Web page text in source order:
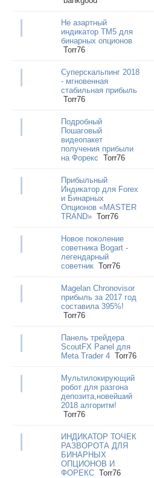
Не азартный
индикатор ТМ5 для
бинарных опционов
Torr76
Суперскальпинг 2018
- мгновенная
стабильная прибыль
Torr76
Подробный
Пошаговый
видеопакет
получения прибыли
на Форекс Torr76
Прибыльный
Индикатор для Forex
и Бинарных
Опционов «MASTER
TRAND» Torr76
Новое поколение
советника Bogart -
легендарный
советник Torr76
Magelan Chronovisor
прибыль за 2017 год
составила 395%!
Torr76
Панель трейдера
ScoutFX Panel для
Meta Trader 4 Torr76
Мультилокирующий
робот для разгона
депозита,новейший
2018 алгоритм!
Torr76
ИНДИКАТОР ТОЧЕК
РАЗВОРОТА ДЛЯ
БИНАРНЫХ
ОПЦИОНОВ И
ФОРЕКС Torr76